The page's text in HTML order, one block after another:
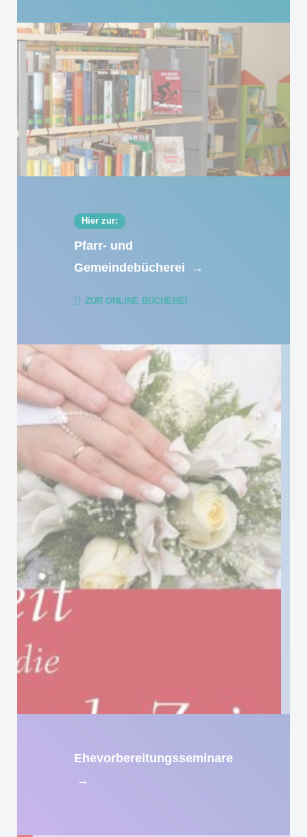
Hier zur:
Pfarr- und
Gemeindebücherei
→
ZUR ONLINE BÜCHEREI
Ehevorbereitungsseminare
→